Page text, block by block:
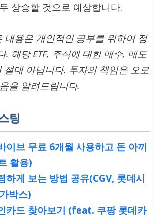
상승할 것으로 예상합니다.
내용은 개인적인 공부를 위하여 정
. 해당 ETF, 주식에 대한 매수, 매도
절대 아닙니다. 투자의 책임은 오로
을 알려드립니다.
팅
이브 무료 6개월 사용하고 돈 아끼
활용)
하게 보는 방법 공유(CGV, 롯데시
박스)
카드 찾아보기 (feat. 쿠팡 롯데카